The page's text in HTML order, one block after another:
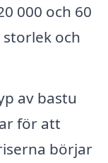
000 och 60
och
av bastu
för att
börjar